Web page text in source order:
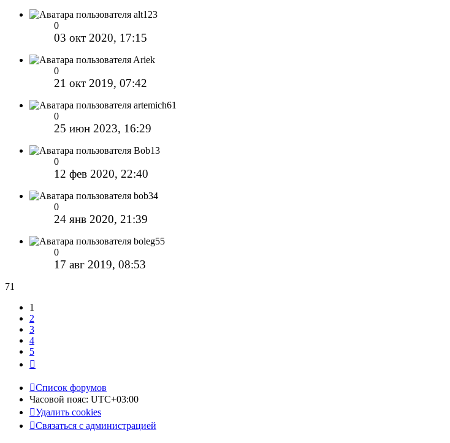
alt123
0
03 окт 2020, 17:15
Ariek
0
21 окт 2019, 07:42
artemich61
0
25 июн 2023, 16:29
Bob13
0
12 фев 2020, 22:40
bob34
0
24 янв 2020, 21:39
boleg55
0
17 авг 2019, 08:53
71
1
2
3
4
5
Список форумов
Часовой пояс: UTC+03:00
Удалить cookies
Связаться с администрацией